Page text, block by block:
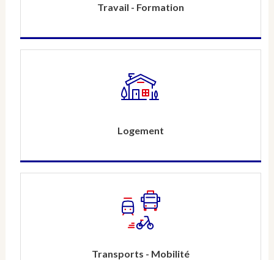
Travail - Formation
Logement
Transports - Mobilité